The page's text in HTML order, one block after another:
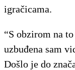
igračicama.
“S obzirom na
uzbuđena sam
Došlo je do